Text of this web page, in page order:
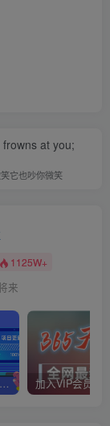
at you;
它也吵你微笑
1125W+
来
全网VIP课程 无损下载~